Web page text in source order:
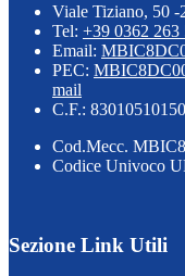
Viale Tiziano, 50
Tel: +39 0362 263
Email:
PEC:
mail
C.F.: 83010510150
Cod.Mecc.
Codice Univoco
Sezione Link Utili